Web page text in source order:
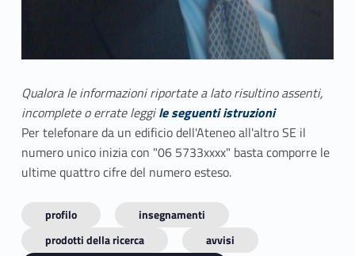
Qualora le informazioni riportate a lato risultino assenti,
incomplete o errate leggile seguenti istruzioni
Per telefonare da un edificio dell'Ateneo all'altro SE il
numero unico inizia con "06 5733xxxx" basta comporre le
ultime quattro cifre del numero esteso.
profilo
insegnamenti
prodotti della ricerca
avvisi